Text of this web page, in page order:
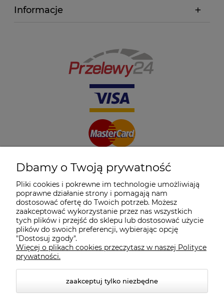
Informacje
Dbamy o Twoją prywatność
Pliki cookies i pokrewne im technologie umożliwiają
poprawne działanie strony i pomagają nam
dostosować ofertę do Twoich potrzeb. Możesz
zaakceptować wykorzystanie przez nas wszystkich
tych plików i przejść do sklepu lub dostosować użycie
plików do swoich preferencji, wybierając opcję
"Dostosuj zgody".
Więcej o plikach cookies przeczytasz w naszej Polityce
prywatności.
zaakceptuj tylko niezbędne